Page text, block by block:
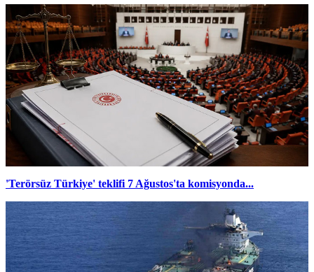
'Terörsüz Türkiye' teklifi 7 Ağustos'ta komisyonda...